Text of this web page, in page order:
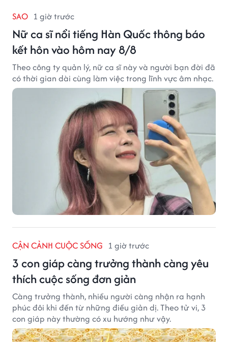
SAO 1 giờ trước
Nữ ca sĩ nổi tiếng Hàn Quốc thông báo
kết hôn vào hôm nay 8/8
Theo công ty quản lý, nữ ca sĩ này và người bạn đời đã
có thời gian dài cùng làm việc trong lĩnh vực âm nhạc.
CẬN CẢNH CUỘC SỐNG 1 giờ trước
3 con giáp càng trưởng thành càng yêu
thích cuộc sống đơn giản
Càng trưởng thành, nhiều người càng nhận ra hạnh
phúc đôi khi đến từ những điều giản dị. Theo tử vi, 3
con giáp này thường có xu hướng như vậy.